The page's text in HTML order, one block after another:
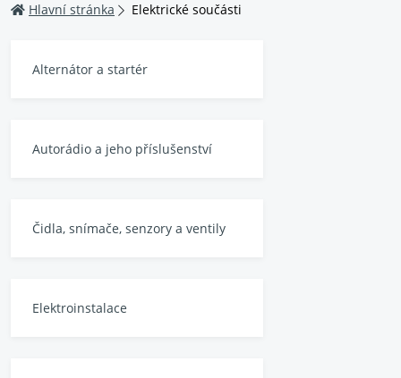
Hlavní stránka Elektrické součásti
Alternátor a startér
Autorádio a jeho příslušenství
Čidla, snímače, senzory a ventily
Elektroinstalace